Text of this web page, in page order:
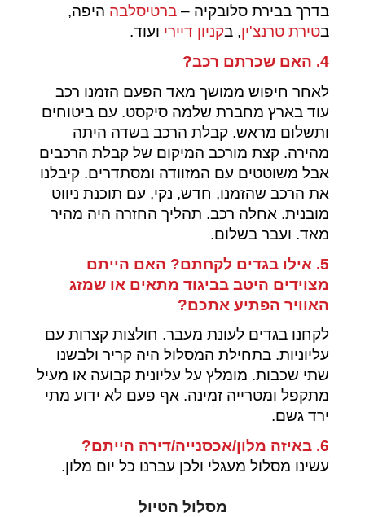
בדרך בבירת סלובקיה – ברטיסלבה היפה,
בטירת טרנצ'ין, בקניון דיירי ועוד.
4. האם שכרתם רכב?
לאחר חיפוש ממושך מאד הפעם הזמנו רכב
עוד בארץ מחברת שלמה סיקסט. עם ביטוחים
ותשלום מראש. קבלת הרכב בשדה היתה
מהירה. קצת מורכב המיקום של קבלת הרכבים
אבל משוטטים עם המזוודה ומסתדרים. קיבלנו
את הרכב שהזמנו, חדש, נקי, עם תוכנת ניווט
מובנית. אחלה רכב. תהליך החזרה היה מהיר
מאד. ועבר בשלום.
5. אילו בגדים לקחתם? האם הייתם
מצוידים היטב בביגוד מתאים או שמזג
האוויר הפתיע אתכם?
לקחנו בגדים לעונת מעבר. חולצות קצרות עם
עליוניות. בתחילת המסלול היה קריר ולבשנו
שתי שכבות. מומלץ על עליונית קבועה או מעיל
מתקפל ומטרייה זמינה. אף פעם לא ידוע מתי
ירד גשם.
6. באיזה מלון/אכסנייה/דירה הייתם?
עשינו מסלול מעגלי ולכן עברנו כל יום מלון.
מסלול הטיול